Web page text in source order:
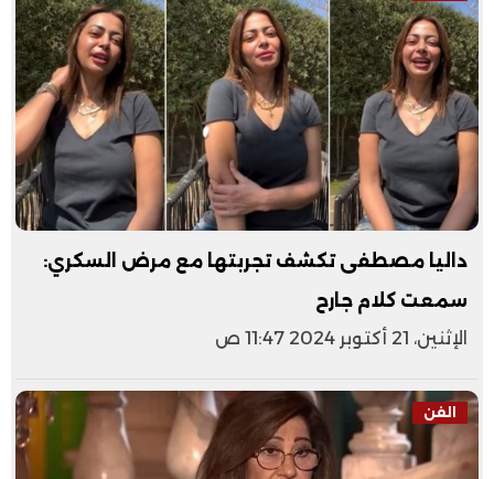
داليا مصطفى تكشف تجربتها مع مرض السكري:
سمعت كلام جارح
الإثنين، 21 أكتوبر 2024 11:47 ص
الفن